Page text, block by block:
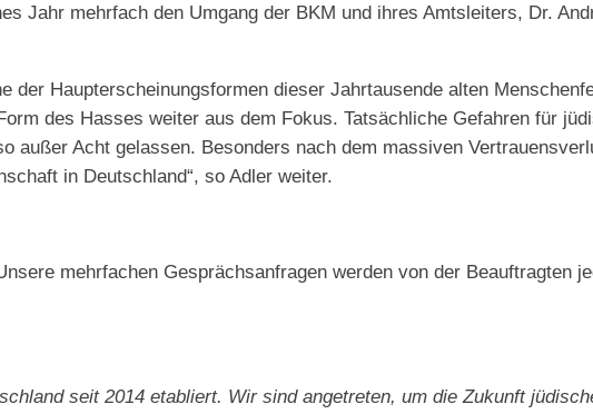
Jahr mehrfach den Umgang der BKM und ihres Amtsleiters, Dr.
der Haupterscheinungsformen dieser Jahrtausende alten
des Hasses weiter aus dem Fokus. Tatsächliche Gefahren für
außer Acht gelassen. Besonders nach dem massiven
in Deutschland“, so Adler weiter.
mehrfachen Gesprächsanfragen werden von der Beauftragten
seit 2014 etabliert. Wir sind angetreten, um die Zukunft